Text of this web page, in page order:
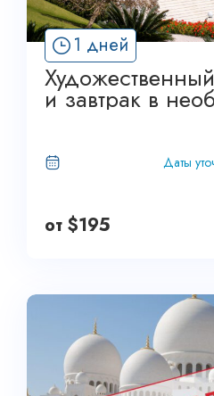
1 дней
и завтрак в
Даты
от $195